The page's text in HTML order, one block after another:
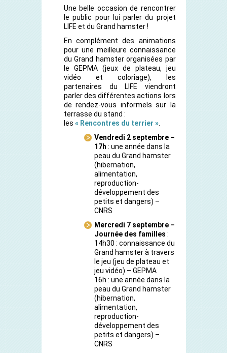
Une belle occasion de rencontrer
le public pour lui parler du projet
LIFE et du Grand hamster !
En complément des animations
pour une meilleure connaissance
du Grand hamster organisées par
le GEPMA (jeux de plateau, jeu
vidéo et coloriage), les
partenaires du LIFE viendront
parler des différentes actions lors
de rendez-vous informels sur la
terrasse du stand :
les « Rencontres du terrier »
Vendredi 2 septembre –
17h : une année dans la
peau du Grand hamster
(hibernation,
alimentation,
reproduction-
développement des
petits et dangers) –
CNRS
Mercredi 7 septembre –
Journée des familles :
14h30 : connaissance du
Grand hamster à travers
le jeu (jeu de plateau et
jeu vidéo) – GEPMA
16h : une année dans la
peau du Grand hamster
(hibernation,
alimentation,
reproduction-
développement des
petits et dangers) –
CNRS